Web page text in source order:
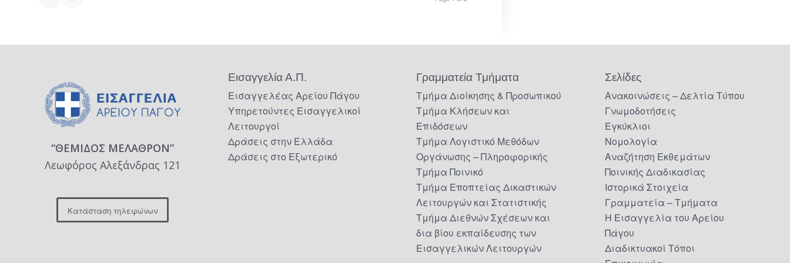
“ΘΕΜΙΔΟΣ ΜΕΛΑΘΡΟΝ”
Λεωφόρος Αλεξάνδρας 121
Κατάσταση τηλεφώνων
Εισαγγελία Α.Π.
Εισαγγελέας Αρείου Πάγου
Υπηρετούντες Εισαγγελικοί
Λειτουργοί
Δράσεις στην Ελλάδα
Δράσεις στο Εξωτερικό
Γραμματεία Τμήματα
Τμήμα Διοίκησης & Προσωπικού
Τμήμα Κλήσεων και
Επιδόσεων
Τμήμα Λογιστικό Μεθόδων
Οργάνωσης – Πληροφορικής
Τμήμα Ποινικό
Τμήμα Εποπτείας Δικαστικών
Λειτουργών και Στατιστικής
Τμήμα Διεθνών Σχέσεων και
δια βίου εκπαίδευσης των
Εισαγγελικών Λειτουργών
Σελίδες
Ανακοινώσεις – Δελτία Τύπου
Γνωμοδοτήσεις
Εγκύκλιοι
Νομολογία
Αναζήτηση Εκθεμάτων
Ποινικής Διαδικασίας
Ιστορικά Στοιχεία
Γραμματεία – Τμήματα
Η Εισαγγελία του Αρείου
Πάγου
Διαδικτυακοί Τόποι